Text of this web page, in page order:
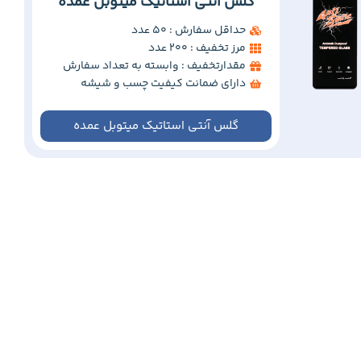
حداقل سفارش : 50 عدد
مرز تخفیف : 200 عدد
مقدارتخفیف : وابسته به تعداد سفارش
دارای ضمانت کیفیت چسب و شیشه
گلس آنتی استاتیک میتوبل عمده